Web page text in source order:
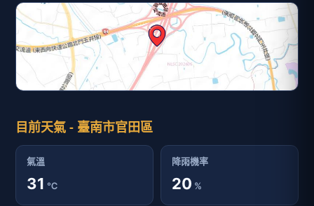
目前天氣 - 臺南市官田區
氣溫
31 ℃
降雨機率
20 %